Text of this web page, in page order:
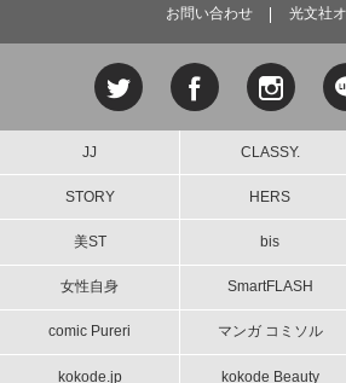
お問い合わせ
光文社
JJ CLASSY.
STORY HERS
美ST bis
女性自身 SmartFLASH
comic Pureri マンガ コミソル
kokode.jp kokode Beauty